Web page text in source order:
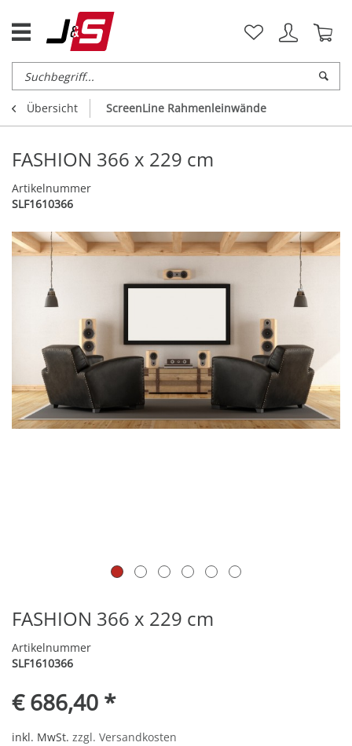
Übersicht ScreenLine Rahmenleinwände
FASHION 366 x 229 cm
Artikelnummer
SLF1610366
FASHION 366 x 229 cm
Artikelnummer
SLF1610366
€ 686,40 *
inkl. MwSt. zzgl. Versandkosten